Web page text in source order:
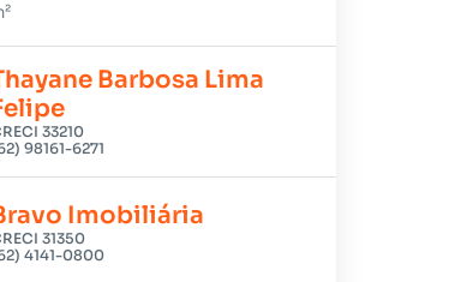
Barbosa Lima
33210
98161-6271
Imobiliária
31350
4141-0800